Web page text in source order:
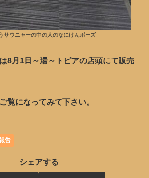
サウニャーの中の人のなにけんポーズ
8月1日～湯～トピアの店頭にて販売
覧になってみて下さい。
告
シェアする